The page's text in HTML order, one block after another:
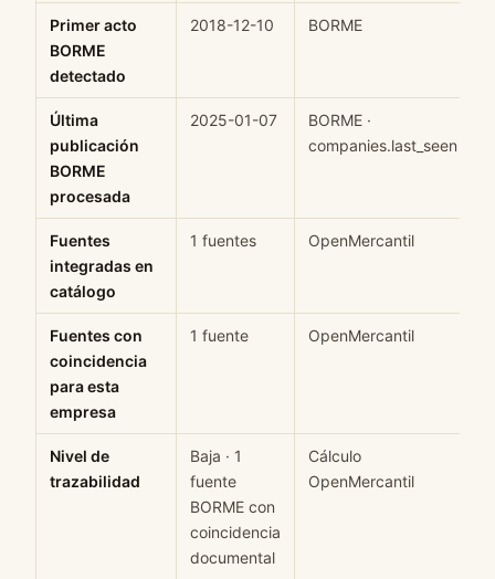
Primer acto
BORME
detectado
2018-12-10 BORME
Última
publicación
BORME
procesada
2025-01-07
BORME ·
companies.last_seen
Fuentes
integradas en
catálogo
1 fuentes OpenMercantil
Fuentes con
coincidencia
para esta
empresa
1 fuente OpenMercantil
Nivel de
trazabilidad
Baja · 1
fuente
BORME con
coincidencia
documental
Cálculo
OpenMercantil